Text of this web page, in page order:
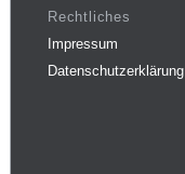
Rechtliches
Impressum
Datenschutzerklärung